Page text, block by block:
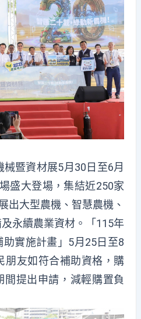
暨資材展5月30日至6月
盛大登場，集結近250家
出大型農機、智慧農機、
永續農業資材。「115年
實施計畫」5月25日至8
朋友如符合補助資格，購
間提出申請，減輕購置負